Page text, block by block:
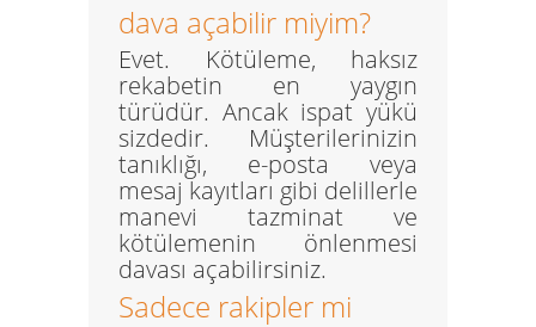
dava açabilir miyim?
Evet. Kötüleme, haksız
rekabetin en yaygın
türüdür. Ancak ispat yükü
sizdedir. Müşterilerinizin
tanıklığı, e-posta veya
mesaj kayıtları gibi delillerle
manevi tazminat ve
kötülemenin önlenmesi
davası açabilirsiniz.
Sadece rakipler mi